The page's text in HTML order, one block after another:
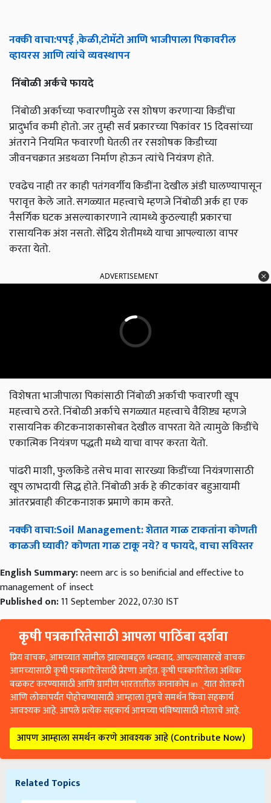
नक्कीवाचा:पपई,केळी,टोमॅटोआणिभाजीपालापिकावरील
व्हायरसआणित्यांचेव्यवस्थापन
निंबोळीअर्कचेफायदे
निंबोळी अर्काच्या फवारणीमुळे रस शोषण करणाऱ्या किडींचा
प्रादुर्भाव कमी होतो. जर तुम्ही सर्व प्रकारच्या पिकांवर 15 दिवसांच्या
अंतराने नियमित फवारणी घेतली तर रसशोषक किडीच्या
जीवनचक्रात अडथळा निर्माण होऊन त्यांचे नियंत्रण होते.
एवढेच नाही तर काही पतंगवर्गीय किडींना देखील अंडी घालण्यापासून
परावृत्त केले जाते. सगळ्यात महत्त्वाचे म्हणजे निंबोळी अर्क हा एक
नैसर्गिक घटक असल्याकारणाने त्यामध्ये कुठल्याही प्रकारचा
रासायनिक अंश नसतो. सेंद्रिय शेतीमध्ये याचा आपल्याला वापर
करता येतो.
ADVERTISEMENT
विशेषता भाजीपाला पिकांसाठी निंबोळी अर्काची फवारणी खूप
महत्त्वाचे ठरते. निंबोळी अर्काचे सगळ्यात महत्त्वाचे वैशिष्ट्य म्हणजे
रासायनिक कीटकनाशकासोबत देखील वापरता येते त्यामुळे किडींचे
एकात्मिक नियंत्रण पद्धती मध्ये याचा वापर करता येतो.
पांढरी माशी, फुलकिडे तसेच मावा सारख्या किडींच्या नियंत्रणासाठी
खूप लाभदायी सिद्ध होते. निंबोळी अर्क हे कीटकांवर बहुआयामी
आंतरप्रवाही कीटकनाशक प्रमाणे काम करते.
नक्कीवाचा:Soil Management:शेतातगाळटाकतांनाकोणती
काळजीघ्यावी?कोणतागाळटाकूनये?वफायदे,वाचासविस्तर
English Summary:neem arc is so benificial and effective to
management of insect
Published on:11 September 2022, 07:30 IST
कृषी पत्रकारितेसाठी आपला पाठिंबा दर्शवा
प्रिय वाचक, आमच्यात सामील झाल्याबद्दल धन्यवाद. आपल्यासारखे वाचक
आमच्यासाठी कृषी पत्रकारितेसाठी प्रेरणा आहेत. कृषी पत्रकारितेला अधिक
बळकट करण्यासाठी आणि ग्रामीण भारतातील कानाकोप in्यात शेतकरी
आणि लोकांपर्यंत पोहोचण्यासाठी आम्हाला तुमचे समर्थन किंवा सहकार्य
आवश्यक आहे. आपले प्रत्येक सहकार्य आमच्या भविष्यासाठी मोलाचे आहे.
आपण आम्हाला समर्थन करणे आवश्यक आहे (Contribute Now)
Related Topics